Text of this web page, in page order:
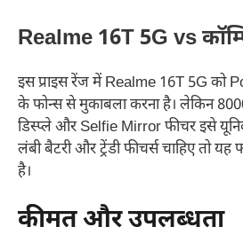
Realme 16T 5G vs
इस प्राइस रेंज में Realme 16T 5G को
के फोन्स से मुकाबला करना है। लेकिन
डिस्प्ले और Selfie Mirror फीचर इसे
लंबी बैटरी और ट्रेंडी फीचर्स चाहिए तो यह
है।